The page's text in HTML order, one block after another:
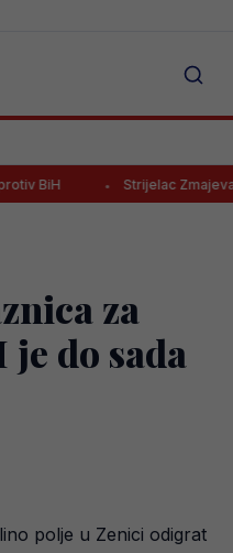
Strijelac Zmajeva na
za
do sada
polje u Zenici odigrat